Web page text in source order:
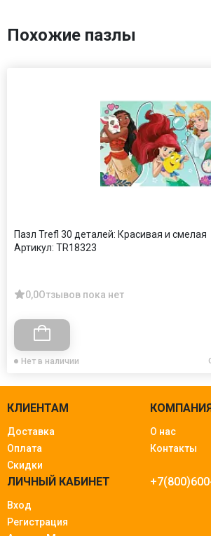
Похожие пазлы
Пазл Trefl 30 деталей: Красивая и смелая
Артикул: TR18323
0,0Отзывов пока нет
Нет в наличии
КЛИЕНТАМ
Доставка
Оплата
Скидки
КОМПАНИЯ
О нас
Контакты
ЛИЧНЫЙ КАБИНЕТ
Вход
Регистрация